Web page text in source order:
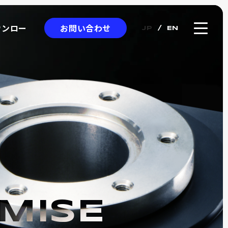
ロエンコーダ
アブソリュート式
ワイヤー式リニアスケール
ロー
お問い合わせ JP EN